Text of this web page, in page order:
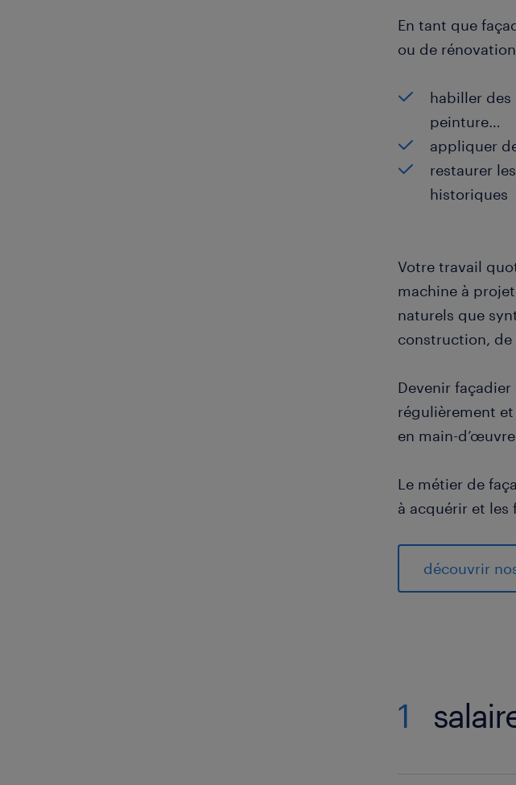
En tant que
ou de
habiller des
peinture…
appliquer
restaurer
historiques
Votre travail
machine à
naturels que
construction,
Devenir
régulièrement
en main-
Le métier de
à acquérir et les
découvrir
1